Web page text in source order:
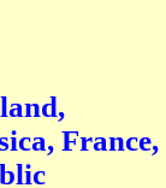
France,